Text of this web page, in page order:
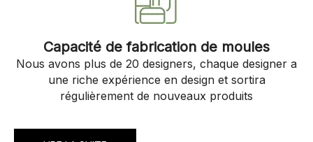
Capacité de fabrication de moules
Nous avons plus de 20 designers, chaque designer a
une riche expérience en design et sortira
régulièrement de nouveaux produits